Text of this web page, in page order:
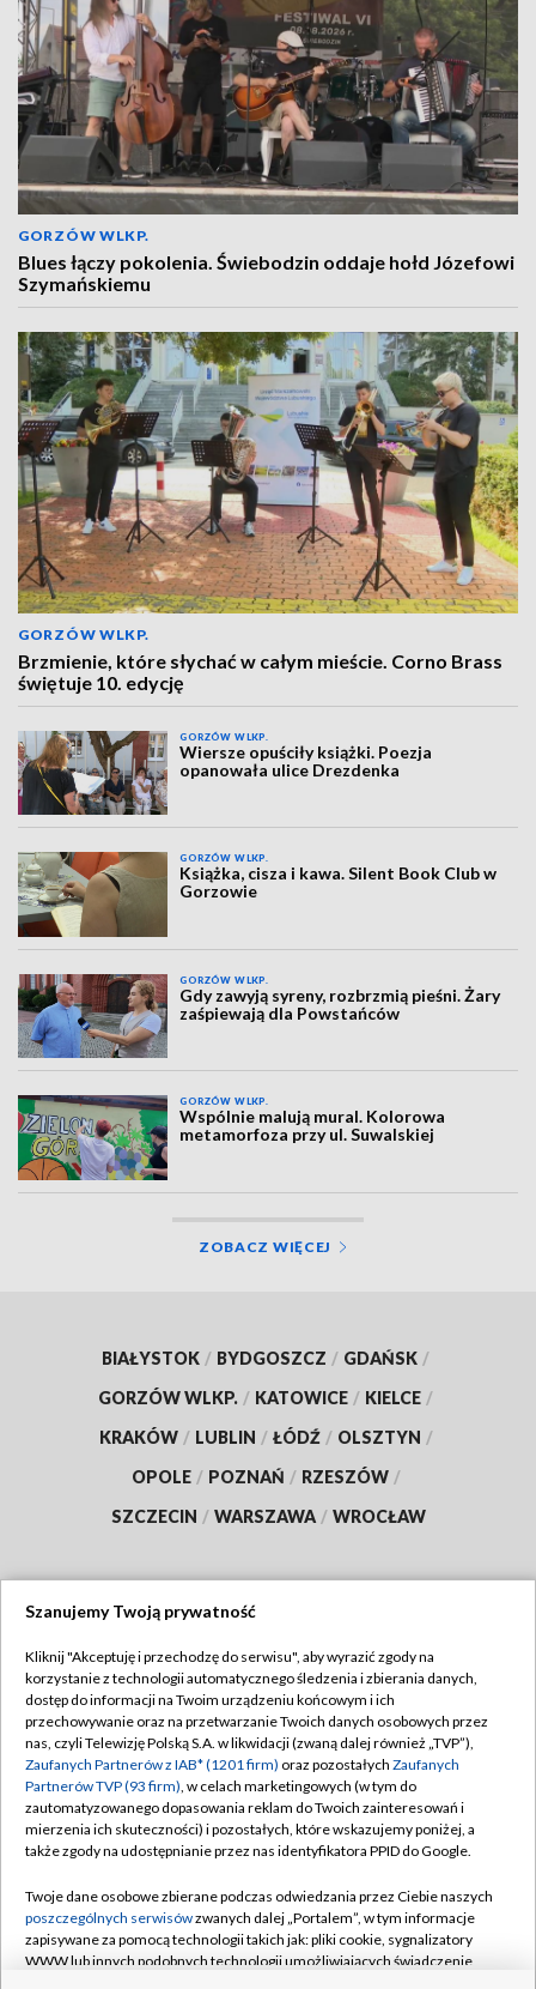
GORZÓW WLKP.
Blues łączy pokolenia. Świebodzin oddaje hołd Józefowi
Szymańskiemu
GORZÓW WLKP.
Brzmienie, które słychać w całym mieście. Corno Brass
świętuje 10. edycję
GORZÓW WLKP.
Wiersze opuściły książki. Poezja
opanowała ulice Drezdenka
GORZÓW WLKP.
Książka, cisza i kawa. Silent Book Club w
Gorzowie
GORZÓW WLKP.
Gdy zawyją syreny, rozbrzmią pieśni. Żary
zaśpiewają dla Powstańców
GORZÓW WLKP.
Wspólnie malują mural. Kolorowa
metamorfoza przy ul. Suwalskiej
ZOBACZ WIĘCEJ
BIAŁYSTOK / BYDGOSZCZ / GDAŃSK /
GORZÓW WLKP. / KATOWICE / KIELCE /
KRAKÓW / LUBLIN / ŁÓDŹ / OLSZTYN /
OPOLE / POZNAŃ / RZESZÓW /
SZCZECIN / WARSZAWA / WROCŁAW
TVP
Abonament TVP
Emisja w TVP
Centrum informacji TVP
Naziemna Telewizja Cyfrowa
Rada Programowa
System NOS
Regulamin TVP
Polityka prywatności
Moje zgody
Pomoc
Kontakt
Szanujemy Twoją prywatność
Kliknij "Akceptuję i przechodzę do serwisu", aby wyrazić zgody na
korzystanie z technologii automatycznego śledzenia i zbierania danych,
dostęp do informacji na Twoim urządzeniu końcowym i ich
przechowywanie oraz na przetwarzanie Twoich danych osobowych przez
nas, czyli Telewizję Polską S.A. w likwidacji (zwaną dalej również „TVP”),
Zaufanych Partnerów z IAB* (1201 firm) oraz pozostałych Zaufanych
Partnerów TVP (93 firm), w celach marketingowych (w tym do
zautomatyzowanego dopasowania reklam do Twoich zainteresowań i
mierzenia ich skuteczności) i pozostałych, które wskazujemy poniżej, a
także zgody na udostępnianie przez nas identyfikatora PPID do Google.
Twoje dane osobowe zbierane podczas odwiedzania przez Ciebie naszych
poszczególnych serwisówzwanych dalej „Portalem”, w tym informacje
zapisywane za pomocą technologii takich jak: pliki cookie, sygnalizatory
WWW lub innych podobnych technologii umożliwiających świadczenie